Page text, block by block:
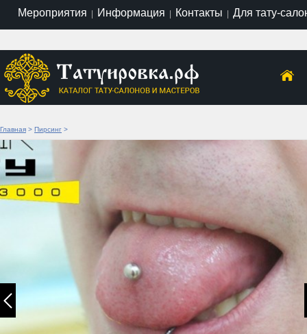
Мероприятия | Информация | Контакты | Для тату-
Главная > Пирсинг >